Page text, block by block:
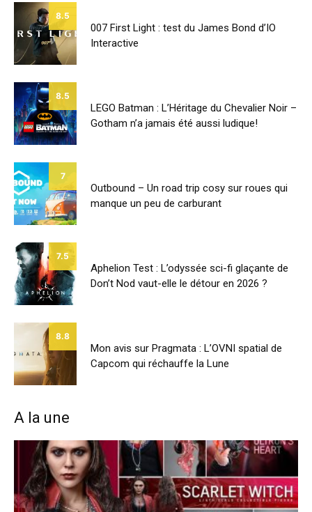
8.5
007 First Light : test du James Bond d’IO
Interactive
8.5
LEGO Batman : L’Héritage du Chevalier Noir –
Gotham n’a jamais été aussi ludique!
7
Outbound – Un road trip cosy sur roues qui
manque un peu de carburant
7.5
Aphelion Test : L’odyssée sci-fi glaçante de
Don’t Nod vaut-elle le détour en 2026 ?
8.8
Mon avis sur Pragmata : L’OVNI spatial de
Capcom qui réchauffe la Lune
A la une